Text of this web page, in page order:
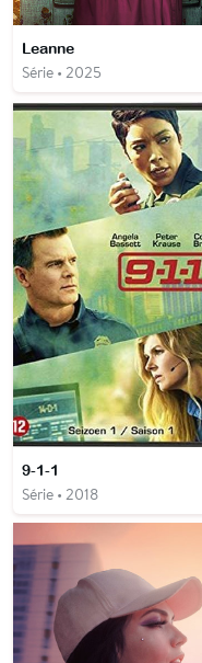
Leanne
Série • 2025
9-1-1
Série • 2018